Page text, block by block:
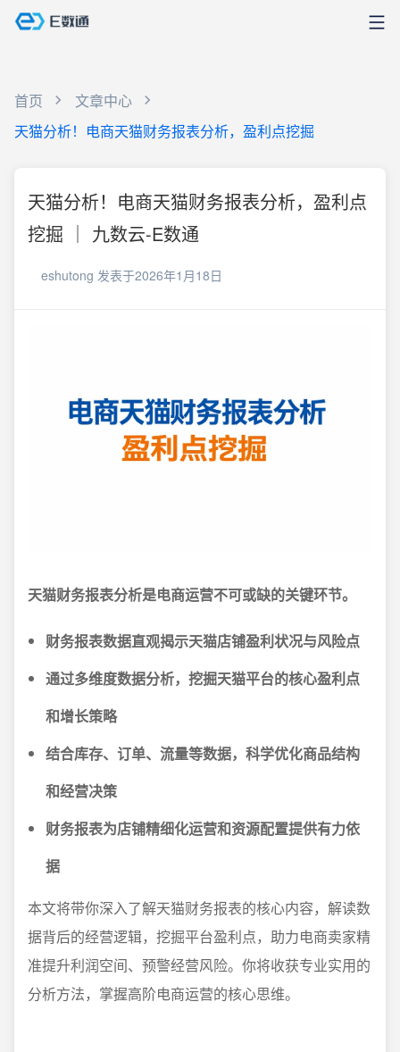
首页
文章中心
天猫分析！电商天猫财务报表分析，盈利点挖掘
天猫分析！电商天猫财务报表分析，盈利点
挖掘 ｜ 九数云-E数通
eshutong 发表于2026年1月18日
天猫财务报表分析是电商运营不可或缺的关键环节。
财务报表数据直观揭示天猫店铺盈利状况与风险点
通过多维度数据分析，挖掘天猫平台的核心盈利点
和增长策略
结合库存、订单、流量等数据，科学优化商品结构
和经营决策
财务报表为店铺精细化运营和资源配置提供有力依
据
本文将带你深入了解天猫财务报表的核心内容，解读数
据背后的经营逻辑，挖掘平台盈利点，助力电商卖家精
准提升利润空间、预警经营风险。你将收获专业实用的
分析方法，掌握高阶电商运营的核心思维。